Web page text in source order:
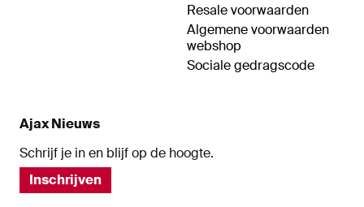
Resale voorwaarden
Algemene voorwaarden
webshop
Sociale gedragscode
Ajax Nieuws
Schrijf je in en blijf op de hoogte.
Inschrijven